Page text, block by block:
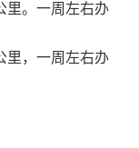
里。一周左右办
里，一周左右办